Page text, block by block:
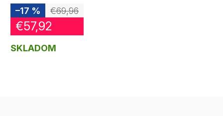
€69,96
–17 %
€57,92
SKLADOM